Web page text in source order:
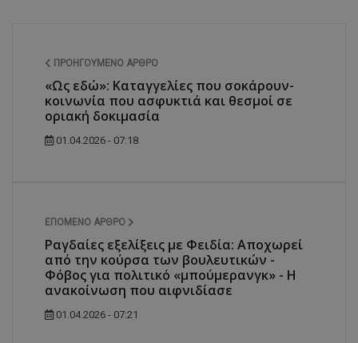
ΠΡΟΗΓΟΎΜΕΝΟ ΆΡΘΡΟ
«Ως εδώ»: Καταγγελίες που σοκάρουν-
κοινωνία που ασφυκτιά και θεσμοί σε
οριακή δοκιμασία
01.04.2026 - 07:18
ΕΠΌΜΕΝΟ ΆΡΘΡΟ
Ραγδαίες εξελίξεις με Φειδία: Αποχωρεί
από την κούρσα των βουλευτικών -
Φόβος για πολιτικό «μπούμερανγκ» - Η
ανακοίνωση που αιφνιδίασε
01.04.2026 - 07:21